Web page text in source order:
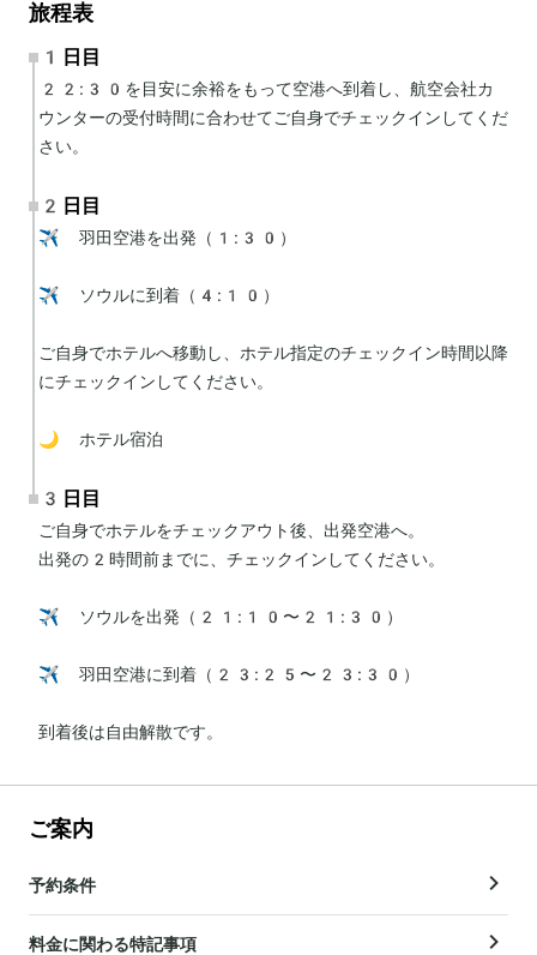
旅程表
1日目
22:30を目安に余裕をもって空港へ到着し、航空会社カ
ウンターの受付時間に合わせてご自身でチェックインしてくだ
さい。
2日目
✈️ 羽田空港を出発（1:30）
✈️ ソウルに到着（4:10）
ご自身でホテルへ移動し、ホテル指定のチェックイン時間以降
にチェックインしてください。
🌙 ホテル宿泊
3日目
ご自身でホテルをチェックアウト後、出発空港へ。
出発の2時間前までに、チェックインしてください。
✈️ ソウルを出発（21:10〜21:30）
✈️ 羽田空港に到着（23:25〜23:30）
到着後は自由解散です。
ご案内
予約条件
料金に関わる特記事項